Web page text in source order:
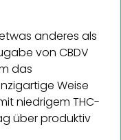
anderes als
von CBDV
das
Weise
niedrigem THC-
über produktiv